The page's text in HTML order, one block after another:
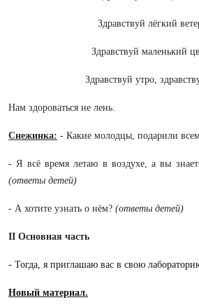
Здравствуй лёгкий
Здравствуй маленький
Здравствуй утро,
Нам здороваться не лень.
Снежинка: - Какие молодцы, подарили
- Я всё время летаю в воздухе, а вы
(ответы детей)
- А хотите узнать о нём? (ответы детей)
II Основная часть
- Тогда, я приглашаю вас в свою
Новый материал.